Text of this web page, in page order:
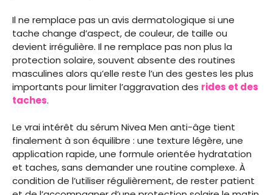
Il ne remplace pas un avis dermatologique si une
tache change d’aspect, de couleur, de taille ou
devient irrégulière. Il ne remplace pas non plus la
protection solaire, souvent absente des routines
masculines alors qu’elle reste l’un des gestes les plus
importants pour limiter l’aggravation des rides et des
taches.
Le vrai intérêt du sérum Nivea Men anti-âge tient
finalement à son équilibre : une texture légère, une
application rapide, une formule orientée hydratation
et taches, sans demander une routine complexe. À
condition de l’utiliser régulièrement, de rester patient